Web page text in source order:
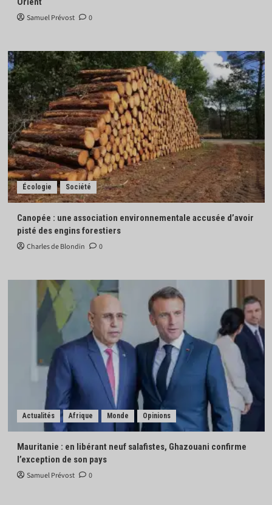
Samuel Prévost 0
Écologie Société
Canopée : une association environnementale accusée d’avoir
pisté des engins forestiers
Charles de Blondin 0
Actualités Afrique Monde Opinions
Mauritanie : en libérant neuf salafistes, Ghazouani confirme
l’exception de son pays
Samuel Prévost 0